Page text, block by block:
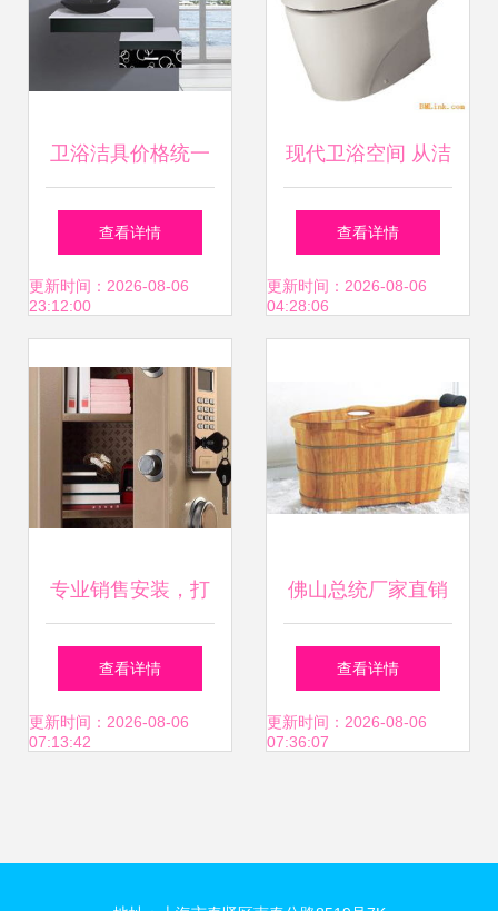
卫浴洁具价格统一
难 产品标价背后藏
猫腻
查看详情
更新时间：2026-08-06
23:12:00
现代卫浴空间 从洁
具选择到品质生活
的提升
查看详情
更新时间：2026-08-06
04:28:06
专业销售安装，打
造安全舒适的家居
体验——洁具卫
查看详情
更新时间：2026-08-06
07:13:42
佛山总统厂家直销
现货013a泡澡浴桶
高品质与实惠的完
查看详情
更新时间：2026-08-06
07:36:07